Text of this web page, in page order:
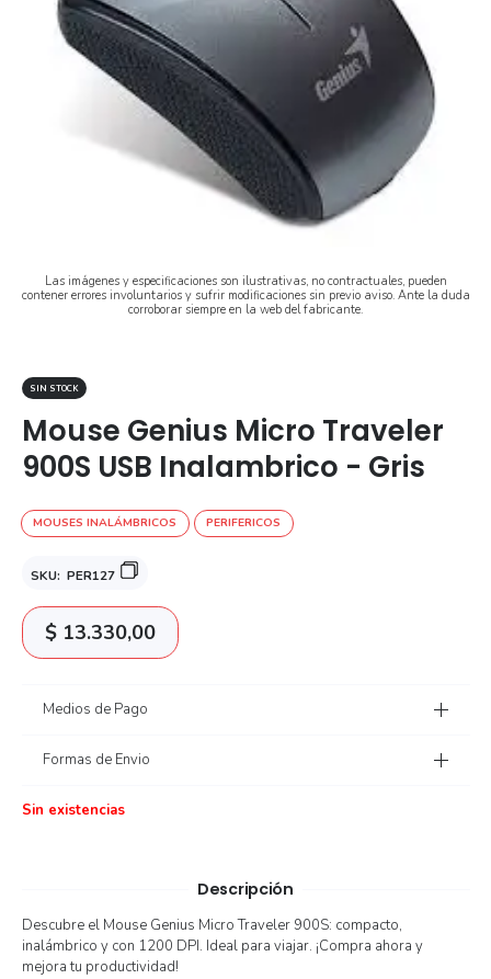
Las imágenes y especificaciones son ilustrativas, no contractuales, pueden
contener errores involuntarios y sufrir modificaciones sin previo aviso. Ante la duda
corroborar siempre en la web del fabricante.
SIN STOCK
Mouse Genius Micro Traveler
900S USB Inalambrico - Gris
MOUSES INALÁMBRICOS PERIFERICOS
SKU: PER127
$13.330,00
Medios de Pago
Formas de Envio
Sin existencias
Descripción
Descubre el Mouse Genius Micro Traveler 900S: compacto,
inalámbrico y con 1200 DPI. Ideal para viajar. ¡Compra ahora y
mejora tu productividad!